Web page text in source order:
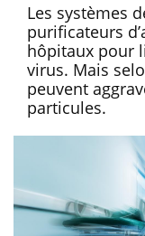
Les systèmes
purificateurs
hôpitaux pour
virus. Mais
peuvent
particules.